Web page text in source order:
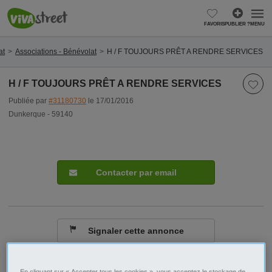
FAVORISPUBLIER ?MENU
Associations - Bénévolat H / F TOUJOURS PRÊT A RENDRE SERVICES
H / F TOUJOURS PRÊT A RENDRE SERVICES
Publiée par #31180730 le 17/01/2016
Dunkerque - 59140
Contacter par email
Signaler cette annonce